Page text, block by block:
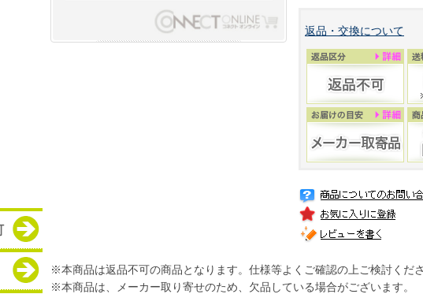
返品・交換について
※本商品は返品不可の商品となります。仕様等よくご確認の上ご検討くださ
※本商品は、メーカー取り寄せのため、欠品している場合がございます。